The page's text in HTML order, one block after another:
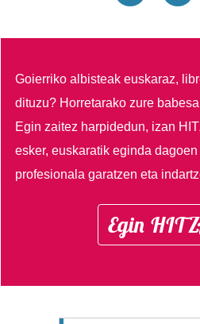
Goierriko albisteak euskaraz,
dituzu? Horretarako zure
Egin zaitez harpidedun, izan
esker, euskaratik eginda
profesionala garatzen eta
Egin